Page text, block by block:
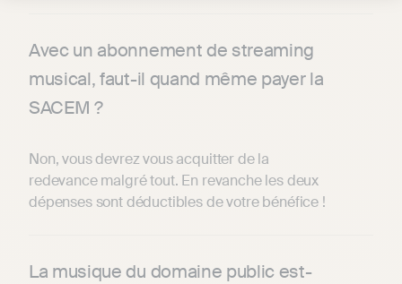
Avec un abonnement de streaming
musical, faut-il quand même payer la
SACEM ?
Non, vous devrez vous acquitter de la
redevance malgré tout. En revanche les deux
dépenses sont déductibles de votre bénéfice !
La musique du domaine public est-